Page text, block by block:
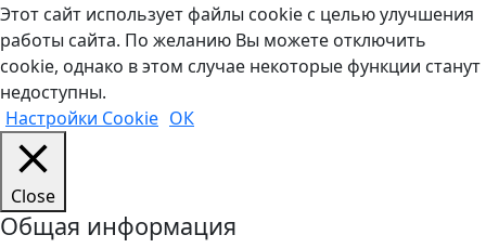
Этот сайт использует файлы cookie с целью улучшения
работы сайта. По желанию Вы можете отключить
cookie, однако в этом случае некоторые функции станут
недоступны.
Настройки Cookie ОК
Close
Общая информация